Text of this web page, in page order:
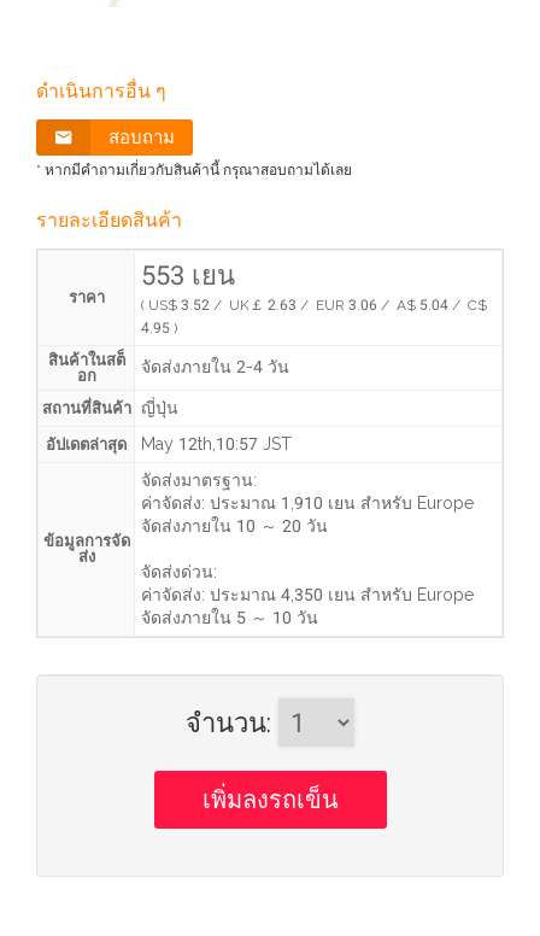
ดำเนินการอื่น ๆ
สอบถาม
* หากมีคำถามเกี่ยวกับสินค้านี้ กรุณาสอบถามได้เลย
รายละเอียดสินค้า
ราคา
553 เยน
( US$ 3.52 / UK￡ 2.63 / EUR 3.06 / A$ 5.04 / C$
4.95 )
สินค้าในสต็
อก
จัดส่งภายใน 2-4 วัน
สถานที่สินค้า ญี่ปุ่น
อัปเดตล่าสุด May 12th,10:57 JST
ข้อมูลการจัด
ส่ง
จัดส่งมาตรฐาน:
ค่าจัดส่ง: ประมาณ 1,910 เยน สำหรับ Europe
จัดส่งภายใน 10 ～ 20 วัน
จัดส่งด่วน:
ค่าจัดส่ง: ประมาณ 4,350 เยน สำหรับ Europe
จัดส่งภายใน 5 ～ 10 วัน
จำนวน: